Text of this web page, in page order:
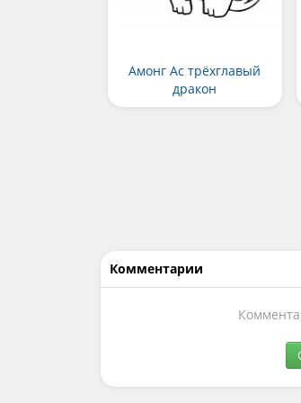
Амонг Ас трёхглавый
дракон
Комментарии